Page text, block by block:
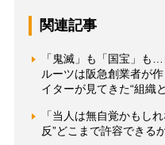
関連記事
「鬼滅」も「国宝」も
ルーツは阪急創業者が
イターが見てきた“組織
「当人は無自覚かもし
反”どこまで許容できる